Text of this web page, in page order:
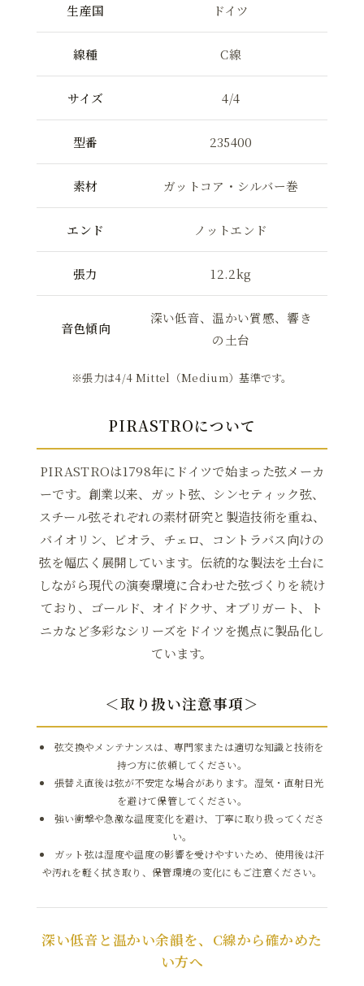
生産国 ドイツ
線種 C線
サイズ 4/4
型番 235400
素材 ガットコア・シルバー巻
エンド ノットエンド
張力 12.2kg
音色傾向
深い低音、温かい質感、響き
の土台
※張力は4/4 Mittel（Medium）基準です。
PIRASTROについて
PIRASTROは1798年にドイツで始まった弦メーカ
ーです。創業以来、ガット弦、シンセティック弦、
スチール弦それぞれの素材研究と製造技術を重ね、
バイオリン、ビオラ、チェロ、コントラバス向けの
弦を幅広く展開しています。伝統的な製法を土台に
しながら現代の演奏環境に合わせた弦づくりを続け
ており、ゴールド、オイドクサ、オブリガート、ト
ニカなど多彩なシリーズをドイツを拠点に製品化し
ています。
＜取り扱い注意事項＞
弦交換やメンテナンスは、専門家または適切な知識と技術を
持つ方に依頼してください。
張替え直後は弦が不安定な場合があります。湿気・直射日光
を避けて保管してください。
強い衝撃や急激な温度変化を避け、丁寧に取り扱ってくださ
い。
ガット弦は湿度や温度の影響を受けやすいため、使用後は汗
や汚れを軽く拭き取り、保管環境の変化にもご注意ください。
深い低音と温かい余韻を、C線から確かめた
い方へ